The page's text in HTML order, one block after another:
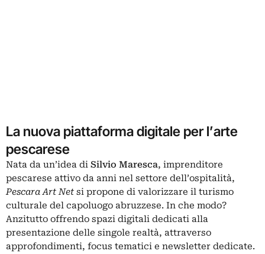
La nuova piattaforma digitale per l’arte
pescarese
Nata da un’idea di Silvio Maresca, imprenditore
pescarese attivo da anni nel settore dell’ospitalità,
Pescara Art Net si propone di valorizzare il turismo
culturale del capoluogo abruzzese. In che modo?
Anzitutto offrendo spazi digitali dedicati alla
presentazione delle singole realtà, attraverso
approfondimenti, focus tematici e newsletter dedicate.